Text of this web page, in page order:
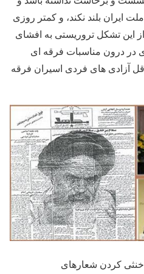
ایران بلند نکند، و کمتر روزی
این تشکل تروریستی به افشای
در درون مناسبات فرقه ای
آزادی های فردی اسیران فرقه
و خنثی کردن شعارهای